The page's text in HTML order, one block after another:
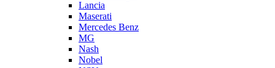
Lancia
Maserati
Mercedes Benz
MG
Nash
Nobel